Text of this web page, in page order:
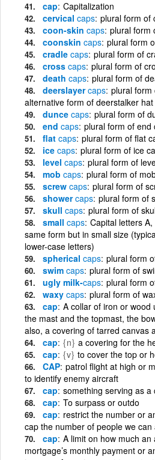
cap Capitalization
cervical caps plural form of
coon-skin caps plural form
coonskin caps plural form
cradle caps plural form of
cross caps plural form of
death caps plural form of
deerslayercaps plural form
alternative form of deerstalker hat
dunce caps plural form of
end caps plural form of end
flat caps plural form of flat
ice caps plural form of ice
level caps plural form of
mob caps plural form of
screw caps plural form of
showercaps plural form of
skull caps plural form of
small caps Capital letters
same form but in small size
lower-case letters)
spherical caps plural form
swim caps plural form of
ugly milk-caps plural form
waxy caps plural form of
cap A collar of iron or wood
the mast and the topmast, the
also, a covering of tarred canvas
cap {n} a covering for the
cap {v} to cover the top or
CAP patrol flight at high or
to identify enemy aircraft
cap something serving as a
cap To surpass or outdo
cap restrict the number or
cap the number of people we
cap A limit on how much an
mortgage’s monthly payment or